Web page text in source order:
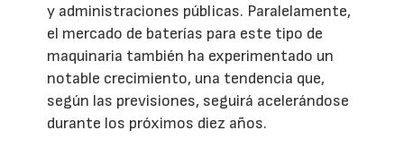
y administraciones públicas. Paralelamente,
el mercado de baterías para este tipo de
maquinaria también ha experimentado un
notable crecimiento, una tendencia que,
según las previsiones, seguirá acelerándose
durante los próximos diez años.